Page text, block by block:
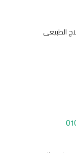
الطبيعى